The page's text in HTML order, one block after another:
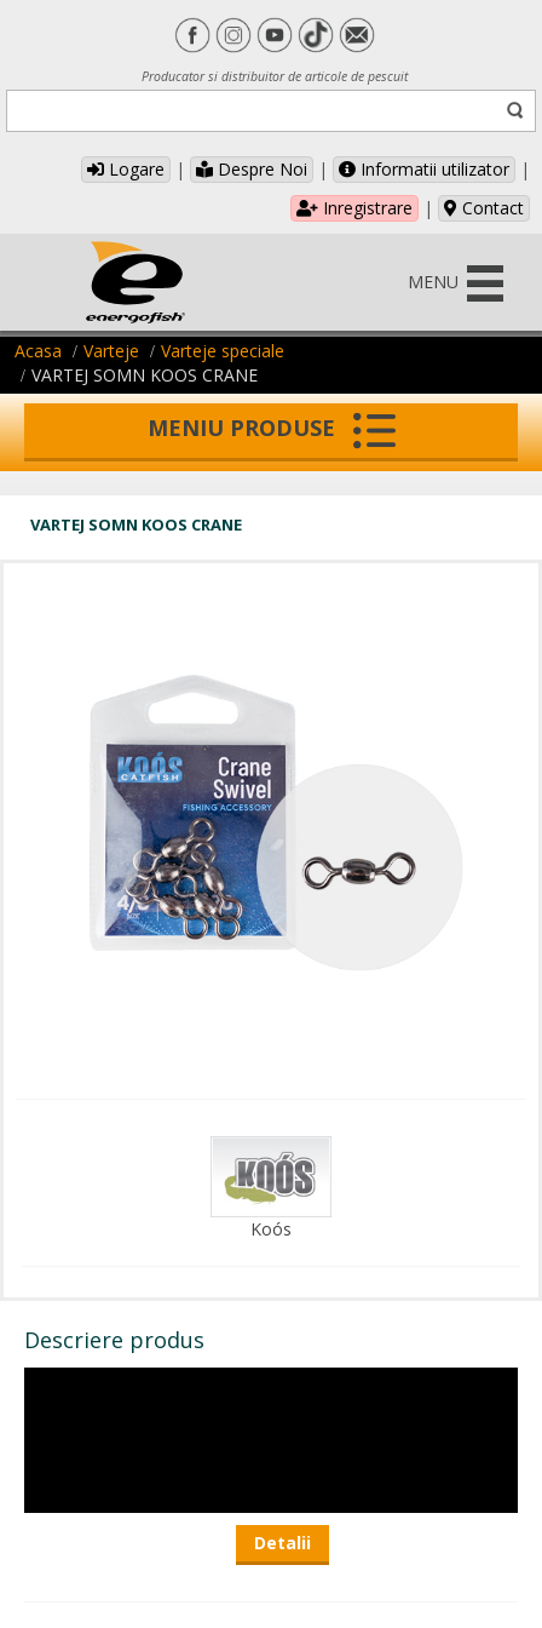
Producator si distribuitor de articole de pescuit
Logare | Despre Noi | Informatii utilizator
|
Inregistrare
| Contact
MENU
Acasa Varteje
Varteje speciale
VARTEJ SOMN KOOS CRANE
MENIU PRODUSE
VARTEJ SOMN KOOS CRANE
Koós
Descriere produs
Detalii